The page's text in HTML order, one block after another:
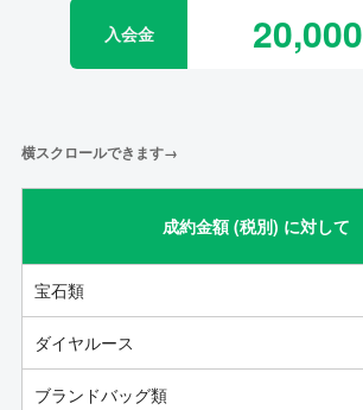
入会金 20,000
横スクロールできます→
成約金額 (税別) に対して
宝石類
ダイヤルース
ブランドバッグ類